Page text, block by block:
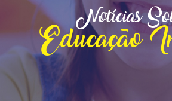
COLÉGIO MURIALDO
Notícias
Educação